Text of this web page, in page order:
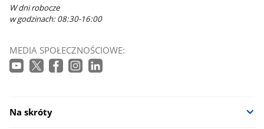
W dni robocze
w godzinach: 08:30-16:00
MEDIA SPOŁECZNOŚCIOWE:
Na skróty